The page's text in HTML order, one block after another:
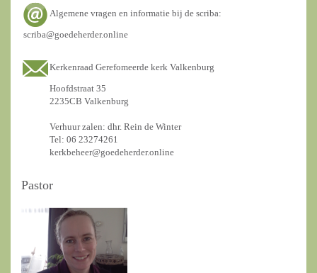
Algemene vragen en informatie bij de scriba:
scriba@goedeherder.online
Kerkenraad Gerefomeerde kerk Valkenburg
Hoofdstraat 35
2235CB Valkenburg
Verhuur zalen: dhr. Rein de Winter
Tel: 06 23274261
kerkbeheer@goedeherder.online
Pastor